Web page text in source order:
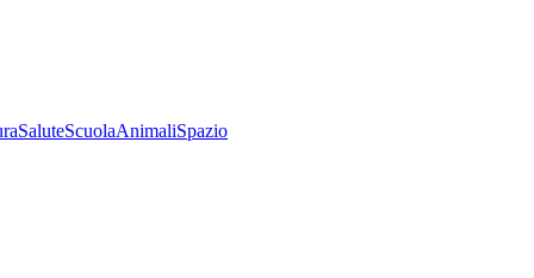
SaluteScuolaAnimaliSpazio